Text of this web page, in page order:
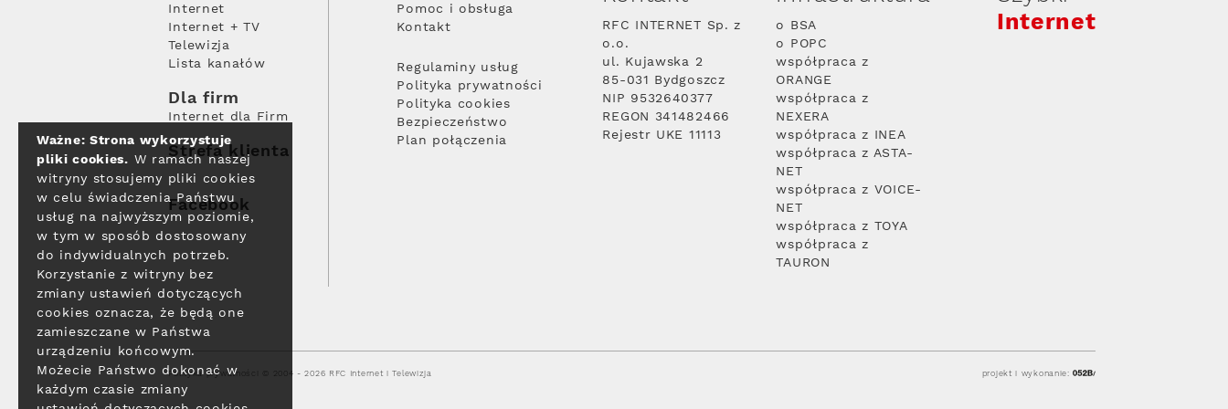
Internet
Internet + TV
Telewizja
Lista kanałów
Dla firm
Internet dla Firm
Strefa klienta
Facebook
Pomoc i obsługa
Kontakt
Regulaminy usług
Polityka prywatności
Polityka cookies
Bezpieczeństwo
Plan połączenia
RFC INTERNET Sp. z
o.o.
ul. Kujawska 2
85-031 Bydgoszcz
NIP 9532640377
REGON 341482466
Rejestr UKE 11113
o BSA
o POPC
współpraca z
ORANGE
współpraca z
NEXERA
współpraca z INEA
współpraca z ASTA-
NET
współpraca z VOICE-
NET
współpraca z TOYA
współpraca z
TAURON
Internet
Polityka prywatności © 2004 - 2026 RFC Internet i Telewizja projekt i wykonanie:
Ważne: Strona wykorzystuje
pliki cookies. W ramach naszej
witryny stosujemy pliki cookies
w celu świadczenia Państwu
usług na najwyższym poziomie,
w tym w sposób dostosowany
do indywidualnych potrzeb.
Korzystanie z witryny bez
zmiany ustawień dotyczących
cookies oznacza, że będą one
zamieszczane w Państwa
urządzeniu końcowym.
Możecie Państwo dokonać w
każdym czasie zmiany